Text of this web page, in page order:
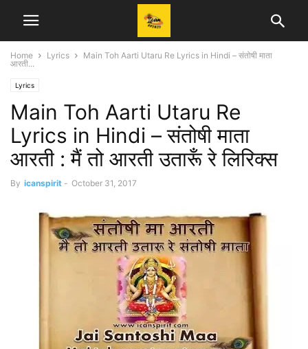
Home Lyrics
Main Toh Aarti Utaru Re Lyrics in Hindi – संतोषी माता
आरती...
Lyrics
Main Toh Aarti Utaru Re
Lyrics in Hindi – संतोषी माता
आरती : मैं तो आरती उतारूँ रे लिरिक्स
By icanspirit - October 31, 2017